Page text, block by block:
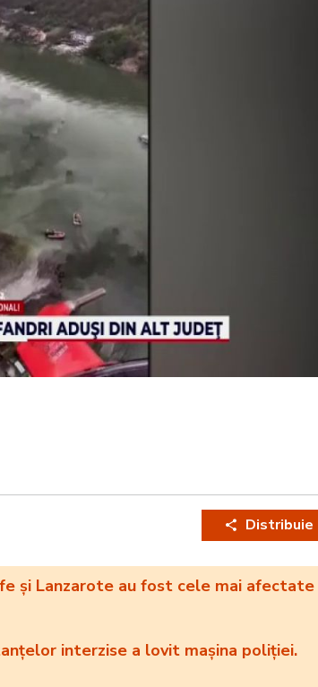
Distribuie
și Lanzarote au fost cele mai afectate
interzise a lovit mașina poliției.